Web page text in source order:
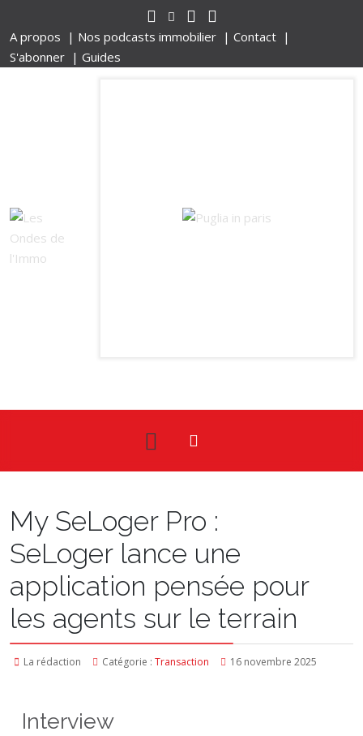
A propos | Nos podcasts immobilier | Contact |
S'abonner | Guides
My SeLoger Pro :
SeLoger lance une
application pensée pour
les agents sur le terrain
La rédaction Catégorie : Transaction 16 novembre 2025
Interview